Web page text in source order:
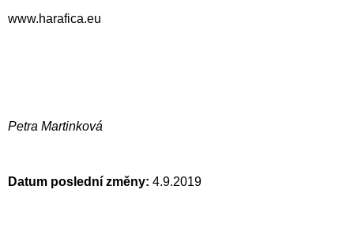
www.harafica.eu
Petra Martinková
Datum poslední změny: 4.9.2019